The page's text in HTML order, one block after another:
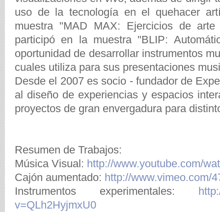
uso de la tecnología en el quehacer
muestra "MAD MAX: Ejercicios de
participó en la muestra "BLIP:
oportunidad de desarrollar instrumentos
cuales utiliza para sus presentaciones
Desde el 2007 es socio - fundador de
al diseño de experiencias y espacios
proyectos de gran envergadura para
Resumen de Trabajos:
Música Visual: http://www.youtube.com/
Cajón aumentado: http://www.vimeo.com/
Instrumentos experimentales:
v=QLh2HyjmxU0